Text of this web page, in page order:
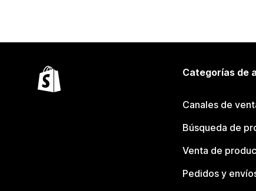
Categorías de
Canales de
Búsqueda de
Venta de
Pedidos y